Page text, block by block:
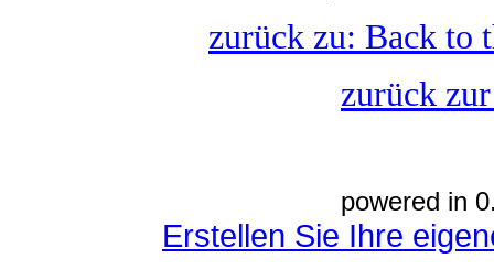
zurück zu: Back to
zurück
powered in
Erstellen Sie Ihre